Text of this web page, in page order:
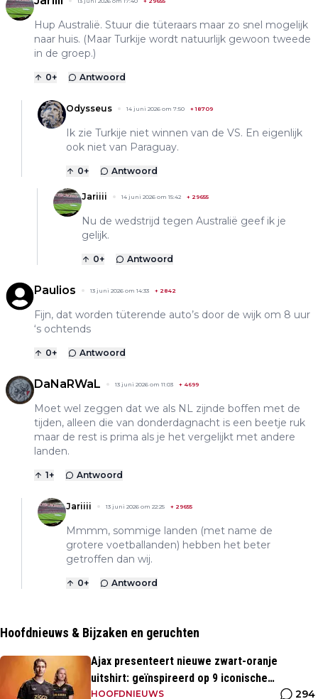
Hup Australië. Stuur die tüteraars maar zo snel mogelijk
naar huis. (Maar Turkije wordt natuurlijk gewoon tweede
in de groep.)
0+ Antwoord
Odysseus 14 juni 2026 om 7:50 +18709
Ik zie Turkije niet winnen van de VS. En eigenlijk
ook niet van Paraguay.
0+ Antwoord
Jariiii 14 juni 2026 om 15:42 + 29655
Nu de wedstrijd tegen Australië geef ik je
gelijk.
0+ Antwoord
Paulios 13 juni 2026 om 14:33 + 2842
Fijn, dat worden tüterende auto’s door de wijk om 8 uur
‘s ochtends
0+ Antwoord
DaNaRWaL 13 juni 2026 om 11:03 + 4699
Moet wel zeggen dat we als NL zijnde boffen met de
tijden, alleen die van donderdagnacht is een beetje ruk
maar de rest is prima als je het vergelijkt met andere
landen.
1+ Antwoord
Jariiii 13 juni 2026 om 22:25 + 29655
Mmmm, sommige landen (met name de
grotere voetballanden) hebben het beter
getroffen dan wij.
0+ Antwoord
Hoofdnieuws & Bijzaken en geruchten
Ajax presenteert nieuwe zwart-oranje
uitshirt: geïnspireerd op 9 iconische
momenten uit clubhistorie
HOOFDNIEUWS 294